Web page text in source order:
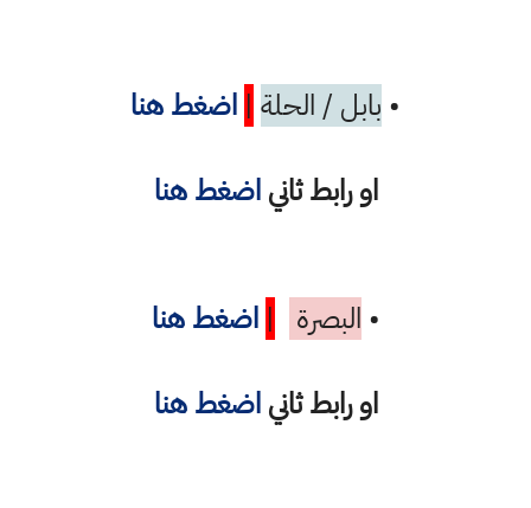
• بابل / الحلة | اضغط هنا
او رابط ثانياضغط هنا
• البصرة | اضغط هنا
او رابط ثانياضغط هنا